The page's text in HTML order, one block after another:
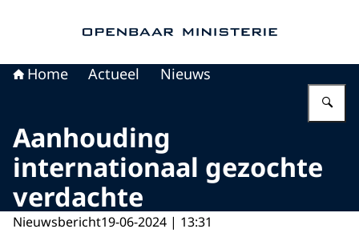
Home Actueel Nieuws
Aanhouding
internationaal gezochte
verdachte
Nieuwsbericht19-06-2024 | 13:31